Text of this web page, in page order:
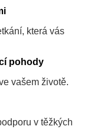
která vás
pohody
vašem životě.
v těžkých